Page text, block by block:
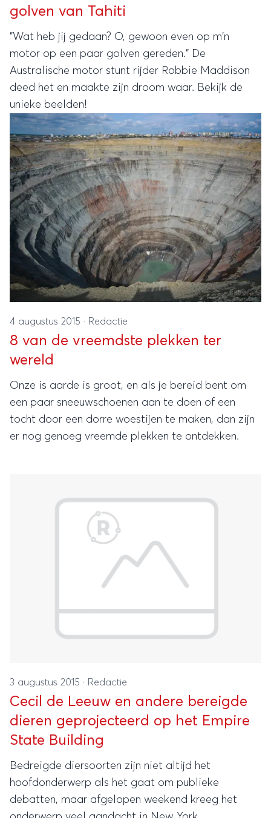
golven van Tahiti
"Wat heb jij gedaan? O, gewoon even op m'n
motor op een paar golven gereden." De
Australische motor stunt rijder Robbie Maddison
deed het en maakte zijn droom waar. Bekijk de
unieke beelden!
4 augustus 2015 · Redactie
8 van de vreemdste plekken ter
wereld
Onze is aarde is groot, en als je bereid bent om
een paar sneeuwschoenen aan te doen of een
tocht door een dorre woestijen te maken, dan zijn
er nog genoeg vreemde plekken te ontdekken.
3 augustus 2015 · Redactie
Cecil de Leeuw en andere bereigde
dieren geprojecteerd op het Empire
State Building
Bedreigde diersoorten zijn niet altijd het
hoofdonderwerp als het gaat om publieke
debatten, maar afgelopen weekend kreeg het